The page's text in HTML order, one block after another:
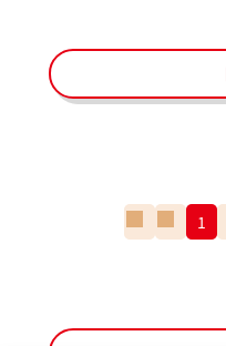
番
ペ
の
1